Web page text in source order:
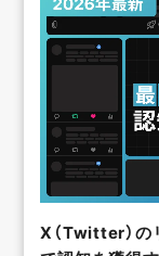
X（Twitter）の